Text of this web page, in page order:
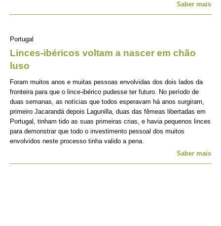
Saber mais
Portugal
Linces-ibéricos voltam a nascer em chão
luso
Foram muitos anos e muitas pessoas envolvidas dos dois lados da
fronteira para que o lince-ibérico pudesse ter futuro. No período de
duas semanas, as notícias que todos esperavam há anos surgiram,
primeiro Jacarandá depois Lagunilla, duas das fêmeas libertadas em
Portugal, tinham tido as suas primeiras crias, e havia pequenos linces
para demonstrar que todo o investimento pessoal dos muitos
envolvidos neste processo tinha valido a pena.
Saber mais